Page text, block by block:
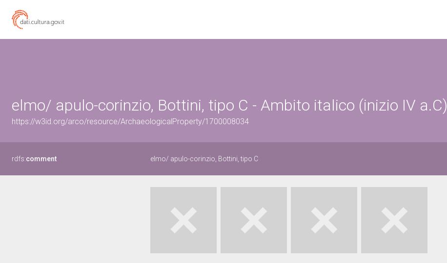
elmo/ apulo-corinzio, Bottini, tipo C - Ambito italico (inizio IV a.C)
https://w3id.org/arco/resource/ArchaeologicalProperty/1700008034
rdfs:comment elmo/ apulo-corinzio, Bottini, tipo C